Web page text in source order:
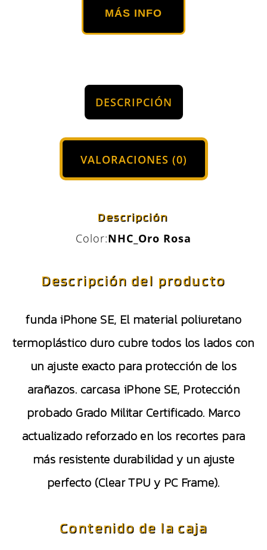
MÁS INFO
DESCRIPCIÓN
VALORACIONES (0)
Descripción
Color:NHC_Oro Rosa
Descripción del producto
funda iPhone SE, El material poliuretano
termoplástico duro cubre todos los lados con
un ajuste exacto para protección de los
arañazos. carcasa iPhone SE, Protección
probado Grado Militar Certificado. Marco
actualizado reforzado en los recortes para
más resistente durabilidad y un ajuste
perfecto (Clear TPU y PC Frame).
Contenido de la caja